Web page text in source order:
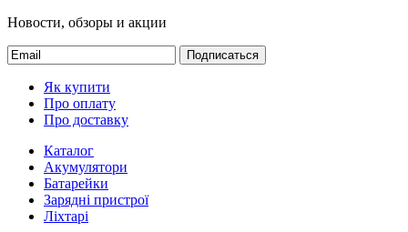
Новости, обзоры и акции
Подписаться
Як купити
Про оплату
Про доставку
Каталог
Акумулятори
Батарейки
Зарядні пристрої
Ліхтарі